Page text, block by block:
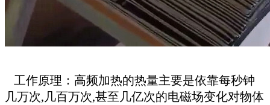
工作原理：高频加热的热量主要是依靠每秒钟
几万次,几百万次,甚至几亿次的电磁场变化对物体